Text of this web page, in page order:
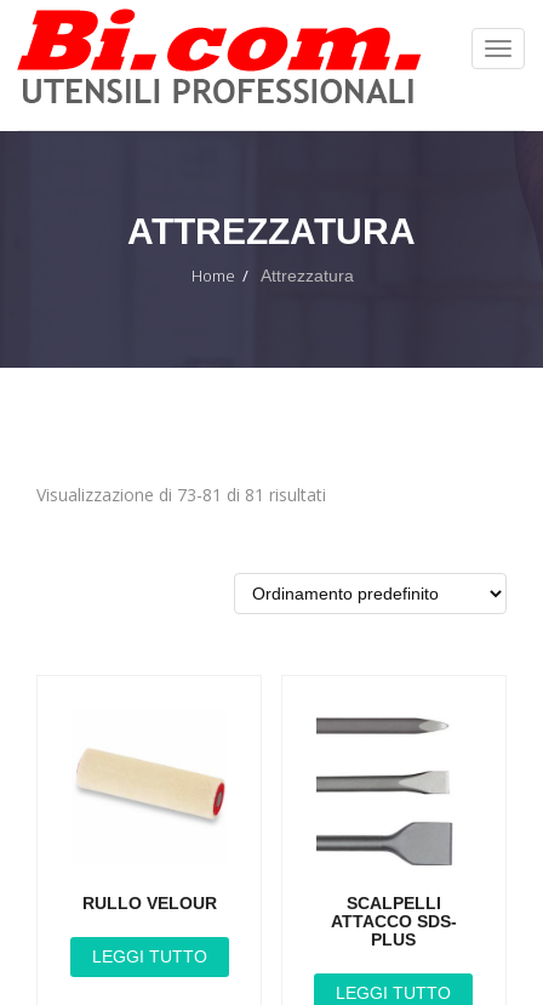
ATTREZZATURA
Home Attrezzatura
Visualizzazione di 73-81 di 81 risultati
RULLO VELOUR
LEGGI TUTTO
SCALPELLI
ATTACCO SDS-
PLUS
LEGGI TUTTO